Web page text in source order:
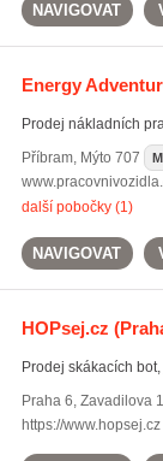
NAVIGOVAT
Energy
Prodej nákladních
Příbram, Mýto 707
další pobočky (1)
NAVIGOVAT
HOPsej.cz
Prodej skákacích
Praha 6, Zavadilova
https://www.hopsej.cz